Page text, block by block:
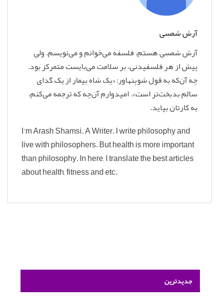
آرش شمسی
آرش شمسی هستم. فلسفه می‌خوانم و می‌نویسم‌. ولی
پیش از هر فلسفیدنی، بر سلامت می‌بایست متمرکز بود.
چه آن‌که به قول شوپنهاور: «یک شاه بیمار از یک گدای
سالم بدبخت‌تر است». امیدوارم آن‌چه که ترجمه می‌کنم،
به کارتان بیاید.
I'm Arash Shamsi. A Writer. I write philosophy and
live with philosophers. But health is more important
than philosophy. In here, I translate the best articles
about health, fitness and etc.
جدیدترین